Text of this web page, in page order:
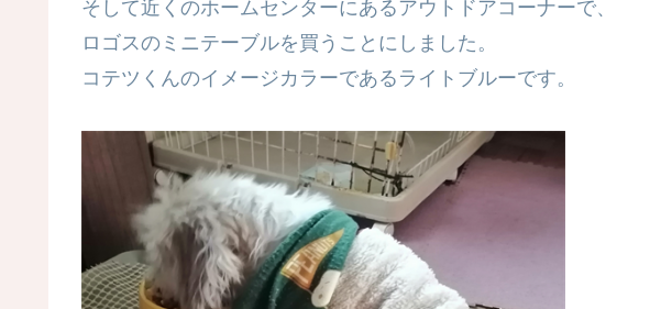
そして近くのホームセンターにあるアウトドアコーナーで、
ロゴスのミニテーブルを買うことにしました。
コテツくんのイメージカラーであるライトブルーです。